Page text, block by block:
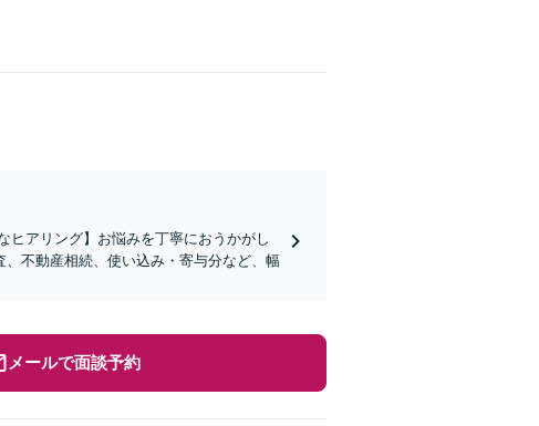
ヒアリング】お悩みを丁寧におうかがし
不動産相続、使い込み・寄与分など、幅
メールで面談予約